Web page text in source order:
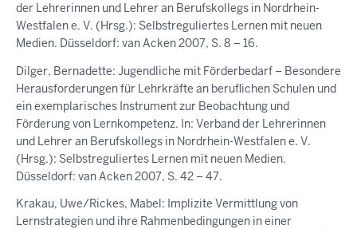
der Lehrerinnen und Lehrer an Berufskollegs in Nordrhein-
Westfalen e. V. (Hrsg.): Selbstreguliertes Lernen mit neuen
Medien. Düsseldorf: van Acken 2007, S. 8 – 16.
Dilger, Bernadette: Jugendliche mit Förderbedarf – Besondere
Herausforderungen für Lehrkräfte an beruflichen Schulen und
ein exemplarisches Instrument zur Beobachtung und
Förderung von Lernkompetenz. In: Verband der Lehrerinnen
und Lehrer an Berufskollegs in Nordrhein-Westfalen e. V.
(Hrsg.): Selbstreguliertes Lernen mit neuen Medien.
Düsseldorf: van Acken 2007, S. 42 – 47.
Krakau, Uwe/Rickes, Mabel: Implizite Vermittlung von
Lernstrategien und ihre Rahmenbedingungen in einer